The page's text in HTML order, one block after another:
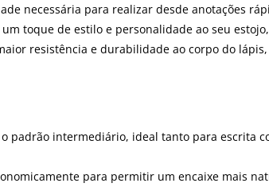
necessária para realizar desde anotações
toque de estilo e personalidade ao seu
resistência e durabilidade ao corpo do
padrão intermediário, ideal tanto para escrita
para permitir um encaixe mais